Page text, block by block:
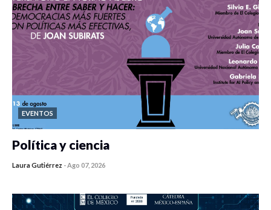
EVENTOS
Política y ciencia
Laura Gutiérrez -Ago 07, 2026